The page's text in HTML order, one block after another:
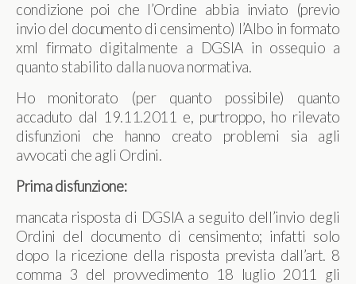
condizione poi che l’Ordine abbia inviato (previo
invio del documento di censimento) l’Albo in formato
xml firmato digitalmente a DGSIA in ossequio a
quanto stabilito dalla nuova normativa.
Ho monitorato (per quanto possibile) quanto
accaduto dal 19.11.2011 e, purtroppo, ho rilevato
disfunzioni che hanno creato problemi sia agli
avvocati che agli Ordini.
Prima disfunzione:
mancata risposta di DGSIA a seguito dell’invio degli
Ordini del documento di censimento; infatti solo
dopo la ricezione della risposta prevista dall’art. 8
comma 3 del provvedimento 18 luglio 2011 gli